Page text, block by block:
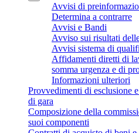
Avvisi di
Determina a contrarre
Avvisi e Bandi
Avviso sui risultati
Avvisi sistema di
Affidamenti diretti di
somma urgenza e di
Informazioni ulteriori
Provvedimenti di esclusione
di gara
Composizione della
suoi componenti